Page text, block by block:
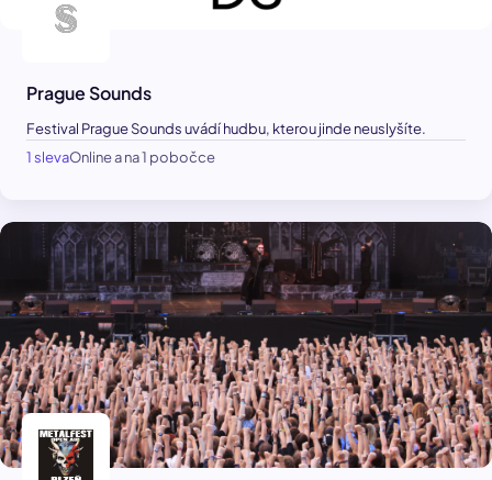
Prague Sounds
Festival Prague Sounds uvádí hudbu, kterou jinde neuslyšíte.
1 slevaOnline a na 1 pobočce